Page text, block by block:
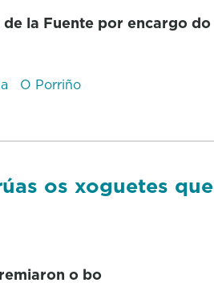
la Fuente por encargo do
O Porriño
os xoguetes que
o bo